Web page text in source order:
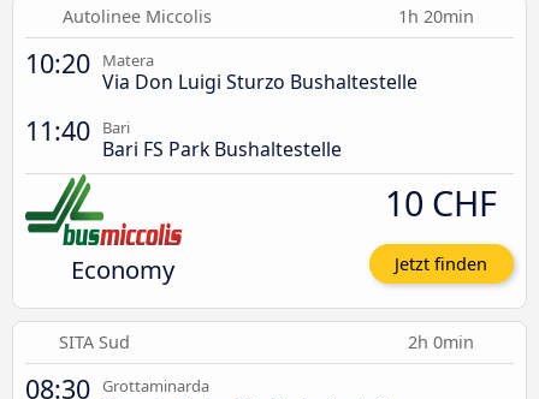
Autolinee Miccolis 1h 20min
10:20 Matera
Via Don Luigi Sturzo Bushaltestelle
11:40 Bari
Bari FS Park Bushaltestelle
Economy
10 CHF
Jetzt finden
SITA Sud 2h 0min
08:30 Grottaminarda